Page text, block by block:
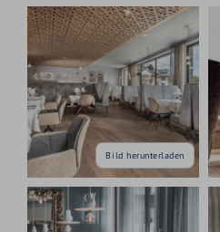
Bild herunterladen